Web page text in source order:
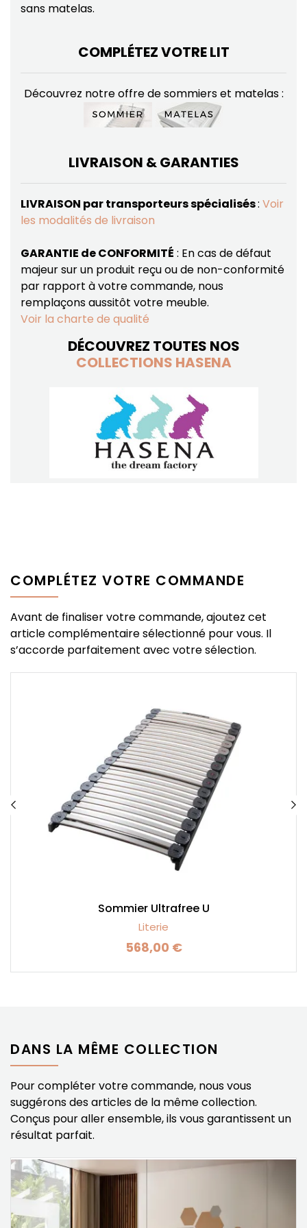
sans matelas.
COMPLÉTEZ VOTRE LIT
Découvrez notre offre de sommiers et matelas :
LIVRAISON & GARANTIES
LIVRAISON par transporteurs spécialisés: Voir
les modalités de livraison
GARANTIE de CONFORMITÉ : En cas de défaut
majeur sur un produit reçu ou de non-conformité
par rapport à votre commande, nous
remplaçons aussitôt votre meuble.
Voir la charte de qualité
DÉCOUVREZ TOUTES NOS
COLLECTIONS HASENA
COMPLÉTEZ VOTRE COMMANDE
Avant de finaliser votre commande, ajoutez cet
article complémentaire sélectionné pour vous. Il
s’accorde parfaitement avec votre sélection.
Sommier Ultrafree U
Literie
Prix
568,00 €
DANS LA MÊME COLLECTION
Pour compléter votre commande, nous vous
suggérons des articles de la même collection.
Conçus pour aller ensemble, ils vous garantissent un
résultat parfait.